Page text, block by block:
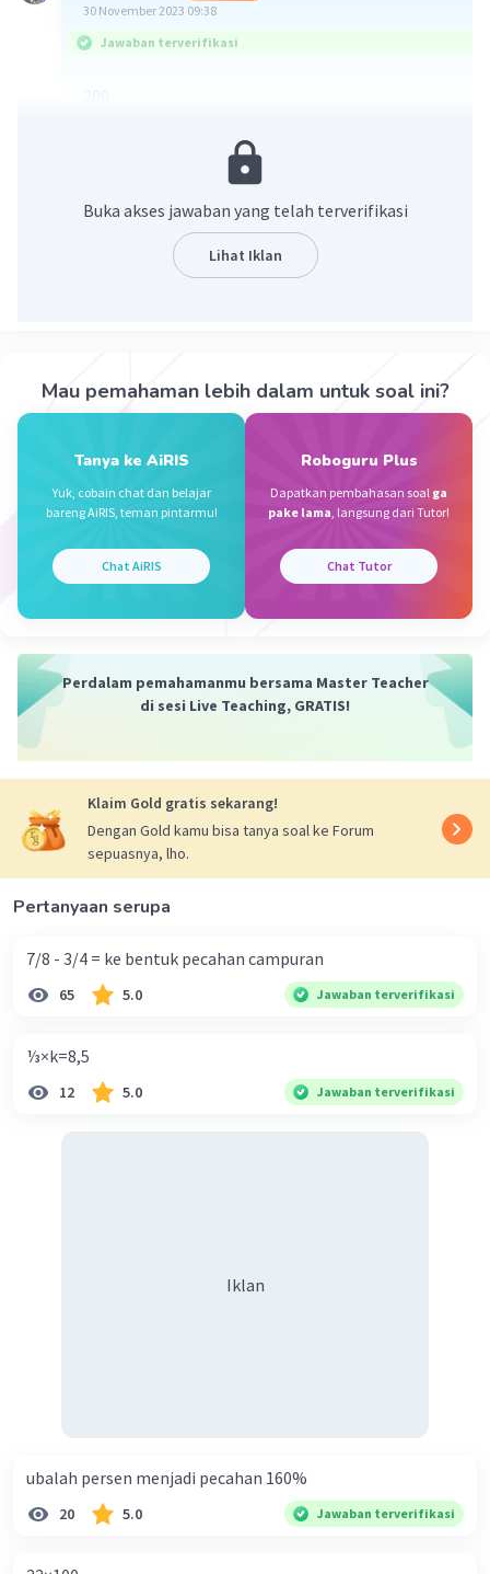
30 November 2023 09:38
Jawaban terverifikasi
158
Jadi jumlah ekor ikan sekarang adalah 321 ekor.
Beri Rating·3.7 (3 ) Balas
Sumber W Level 72
Jawaban terverifikasi
Jawaban yang benar adalah 321 ekor
Pembahasan :
Jadi, jumlah ikan sekarang adalah 321 ekor
Buka akses jawaban yang telah terverifikasi
Lihat Iklan
Mau pemahaman lebih dalam untuk soal ini?
Tanya ke AiRIS
Yuk, cobain chat dan belajar
bareng AiRIS, teman pintarmu!
Chat AiRIS
Roboguru Plus
Dapatkan pembahasan soal ga
pake lama, langsung dari Tutor!
Chat Tutor
Perdalam pemahamanmu bersama Master Teacher
di sesi Live Teaching, GRATIS!
Klaim Gold gratis sekarang!
Dengan Gold kamu bisa tanya soal ke Forum
sepuasnya, lho.
Pertanyaan serupa
7/8 - 3/4 = ke bentuk pecahan campuran
65 5.0 Jawaban terverifikasi
⅓×k=8,5
12 5.0 Jawaban terverifikasi
Iklan
ubalah persen menjadi pecahan 160%
20 5.0 Jawaban terverifikasi